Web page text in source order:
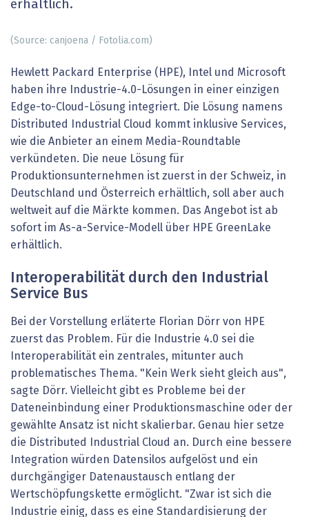
erhältlich.
(Source: canjoena / Fotolia.com)
Hewlett Packard Enterprise (HPE), Intel und Microsoft
haben ihre Industrie-4.0-Lösungen in einer einzigen
Edge-to-Cloud-Lösung integriert. Die Lösung namens
Distributed Industrial Cloud kommt inklusive Services,
wie die Anbieter an einem Media-Roundtable
verkündeten. Die neue Lösung für
Produktionsunternehmen ist zuerst in der Schweiz, in
Deutschland und Österreich erhältlich, soll aber auch
weltweit auf die Märkte kommen. Das Angebot ist ab
sofort im As-a-Service-Modell über HPE GreenLake
erhältlich.
Interoperabilität durch den Industrial
Service Bus
Bei der Vorstellung erläterte Florian Dörr von HPE
zuerst das Problem. Für die Industrie 4.0 sei die
Interoperabilität ein zentrales, mitunter auch
problematisches Thema. "Kein Werk sieht gleich aus",
sagte Dörr. Vielleicht gibt es Probleme bei der
Dateneinbindung einer Produktionsmaschine oder der
gewählte Ansatz ist nicht skalierbar. Genau hier setze
die Distributed Industrial Cloud an. Durch eine bessere
Integration würden Datensilos aufgelöst und ein
durchgängiger Datenaustausch entlang der
Wertschöpfungskette ermöglicht. "Zwar ist sich die
Industrie einig, dass es eine Standardisierung der